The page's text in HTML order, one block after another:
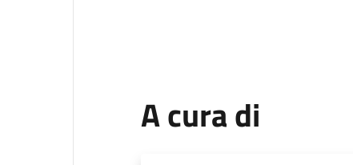
A cura di